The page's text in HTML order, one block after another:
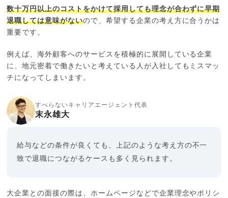
数十万円以上のコストをかけて採用しても理念が合わずに早期
退職しては意味がないので、希望する企業の考え方に合うかは
重要です。
例えば、海外顧客へのサービスを積極的に展開している企業
に、地元密着で働きたいと考えている人が入社してもミスマッ
チになってしまいます。
すべらないキャリアエージェント代表
末永雄大
給与などの条件が良くても、上記のような考え方の不一
致で退職につながるケースも多く見られます。
大企業との面接の際は、ホームページなどで企業理念やポリシ